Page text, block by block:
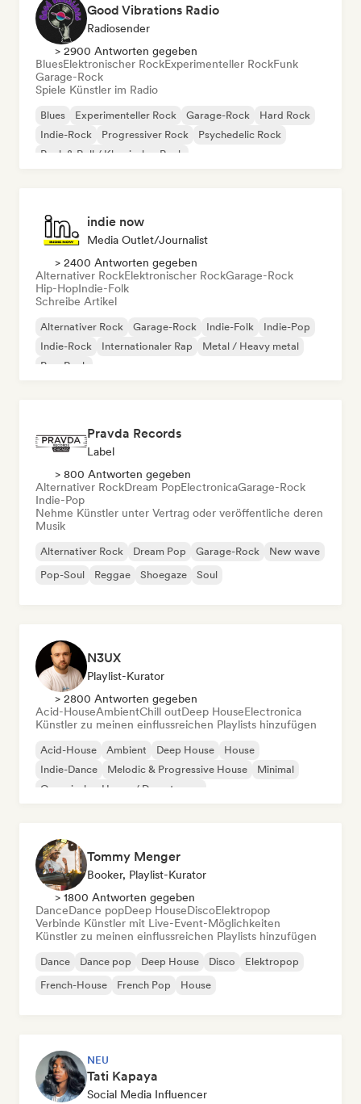
Good Vibrations Radio
Radiosender
> 2900 Antworten gegeben
BluesElektronischer RockExperimenteller RockFunk
Garage-Rock
Spiele Künstler im Radio
Blues Experimenteller Rock Garage-Rock
Hard Rock
Indie-Rock
Progressiver Rock
Psychedelic Rock
Rock & Roll / Klassischer Rock
indie now
Media Outlet/Journalist
> 2400 Antworten gegeben
Alternativer RockElektronischer RockGarage-Rock
Hip-HopIndie-Folk
Schreibe Artikel
Alternativer Rock Garage-Rock Indie-Folk
Indie-Pop
Indie-Rock
Internationaler Rap
Metal / Heavy metal
Pop-Rock
Pravda Records
Label
> 800 Antworten gegeben
Alternativer RockDream PopElectronicaGarage-Rock
Indie-Pop
Nehme Künstler unter Vertrag oder veröffentliche deren
Musik
Alternativer Rock Dream Pop Garage-Rock
New wave
Pop-Soul
Reggae Shoegaze Soul
N3UX
Playlist-Kurator
> 2800 Antworten gegeben
Acid-HouseAmbientChill outDeep HouseElectronica
Künstler zu meinen einflussreichen Playlists hinzufügen
Acid-House Ambient Deep House
House
Indie-Dance
Melodic & Progressive House
Minimal
Organischer House / Downtempo
Tommy Menger
Booker, Playlist-Kurator
> 1800 Antworten gegeben
DanceDance popDeep HouseDiscoElektropop
Verbinde Künstler mit Live-Event-Möglichkeiten
Künstler zu meinen einflussreichen Playlists hinzufügen
Dance Dance pop Deep House Disco
Elektropop
French-House
French Pop House
NEU
Tati Kapaya
Social Media Influencer